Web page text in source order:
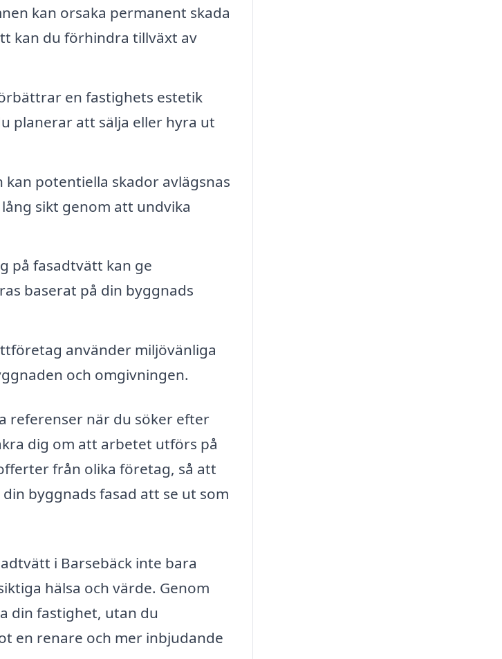
kan orsaka permanent skada
kan du förhindra tillväxt av
en fastighets estetik
planerar att sälja eller hyra ut
potentiella skador avlägsnas
sikt genom att undvika
på fasadtvätt kan ge
baserat på din byggnads
använder miljövänliga
och omgivningen.
referenser när du söker efter
dig om att arbetet utförs på
från olika företag, så att
byggnads fasad att se ut som
i Barsebäck inte bara
hälsa och värde. Genom
din fastighet, utan du
en renare och mer inbjudande